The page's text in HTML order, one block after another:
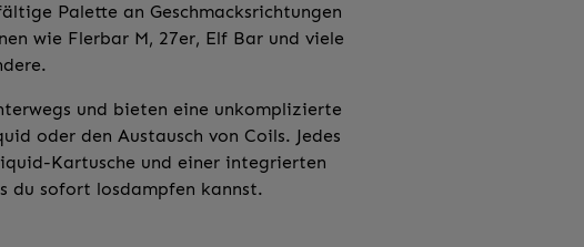
Palette an Geschmacksrichtungen
wie Flerbar M, 27er, Elf Bar und viele
und bieten eine unkomplizierte
oder den Austausch von Coils. Jedes
Kartusche und einer integrierten
du sofort losdampfen kannst.